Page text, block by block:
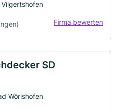
Firma bewerten
SD
Wörishofen